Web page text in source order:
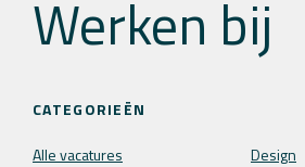
Werken bij
CATEGORIEËN
Alle vacatures
Design